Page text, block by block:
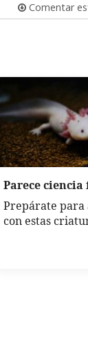
Comentar
Parece
Prepárate
con estas